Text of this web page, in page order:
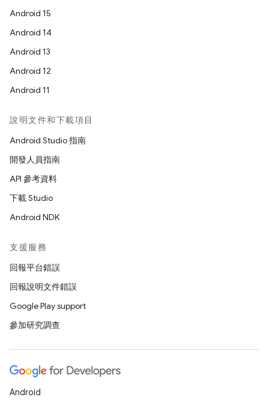
Android 15
Android 14
Android 13
Android 12
Android 11
說明文件和下載項目
Android Studio 指南
開發人員指南
API 參考資料
下載 Studio
Android NDK
支援服務
回報平台錯誤
回報說明文件錯誤
Google Play support
參加研究調查
Android